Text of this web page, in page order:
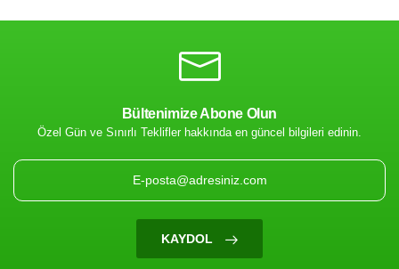
Tatlı Yapım Malzemesi
175.00 TL
Bültenimize Abone Olun
Özel Gün ve Sınırlı Teklifler hakkında en güncel bilgileri edinin.
KAYDOL